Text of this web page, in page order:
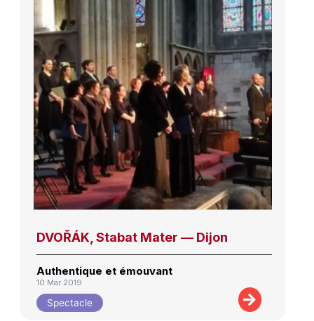
DVOŘÁK, Stabat Mater — Dijon
Authentique et émouvant
10 Mar 2019
Spectacle